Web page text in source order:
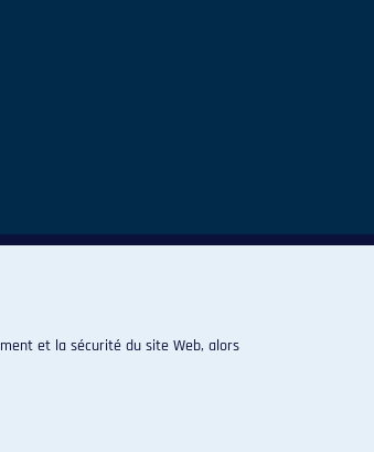
et la sécurité du site Web, alors